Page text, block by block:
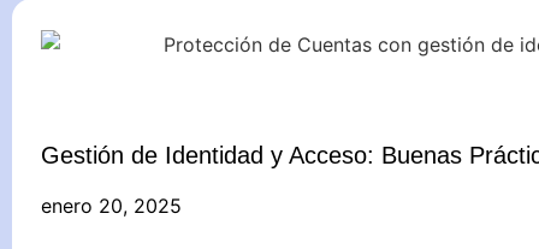
Gestión de Identidad y Acceso: Buenas
enero 20, 2025